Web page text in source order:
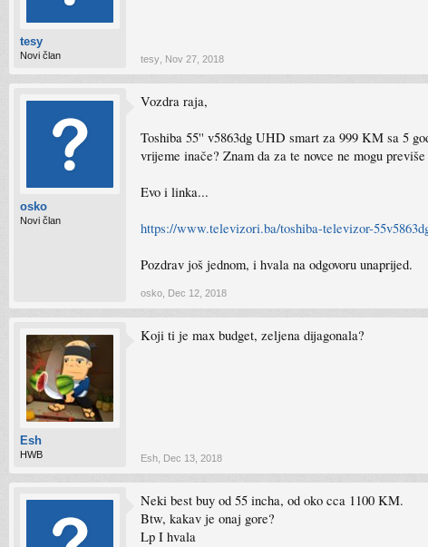
tesy
Novi član tesy Nov 27, 2018
osko
Novi član
Vozdra raja,
Toshiba 55'' v5863dg UHD smart za 999 KM sa 5
vrijeme inače? Znam da za te novce ne mogu
Evo i linka...
https://www.televizori.ba/toshiba-televizor-
Pozdrav još jednom, i hvala na odgovoru unaprijed.
osko Dec 12, 2018
Esh
HWB
Koji ti je max budget, zeljena dijagonala?
Esh Dec 13, 2018
Neki best buy od 55 incha, od oko cca 1100 KM.
Btw, kakav je onaj gore?
Lp I hvala